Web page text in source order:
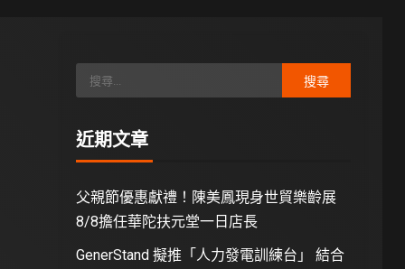
近期文章
父親節優惠獻禮！陳美鳳現身世貿樂齡展
8/8擔任華陀扶元堂一日店長
GenerStand 擬推「人力發電訓練台」 結合